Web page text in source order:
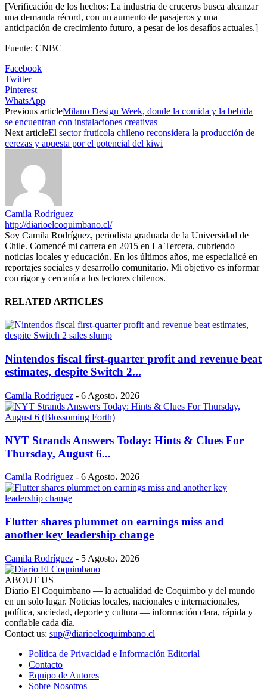
[Verificación de los hechos: La industria de cruceros busca alcanzar
una demanda récord, con un aumento de pasajeros y una
anticipación de crecimiento futuro, a pesar de los desafíos actuales.]
Fuente: CNBC
Facebook
Twitter
Pinterest
WhatsApp
Previous articleMilano Design Week, donde la comida y la bebida
se encuentran con instalaciones creativas
Next articleEl sector frutícola chileno reconsidera la producción de
cerezas y apuesta por el potencial del kiwi
Camila Rodríguez
http://diarioelcoquimbano.cl/
Soy Camila Rodríguez, periodista graduada de la Universidad de
Chile. Comencé mi carrera en 2015 en La Tercera, cubriendo
noticias locales y educación. En los últimos años, me especialicé en
reportajes sociales y desarrollo comunitario. Mi objetivo es informar
con rigor y cercanía a los lectores chilenos.
RELATED ARTICLES
Nintendos fiscal first-quarter profit and revenue beat
estimates, despite Switch 2...
Camila Rodríguez - 6 Agosto، 2026
NYT Strands Answers Today: Hints & Clues For
Thursday, August 6...
Camila Rodríguez - 6 Agosto، 2026
Flutter shares plummet on earnings miss and
another key leadership change
Camila Rodríguez - 5 Agosto، 2026
ABOUT US
Diario El Coquimbano — la actualidad de Coquimbo y del mundo
en un solo lugar. Noticias locales, nacionales e internacionales,
política, sociedad, deporte y cultura — información clara, rápida y
confiable cada día.
Contact us: sup@diarioelcoquimbano.cl
Política de Privacidad e Información Editorial
Contacto
Equipo de Autores
Sobre Nosotros